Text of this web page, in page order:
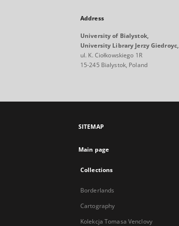
Address
University of Bialystok,
University Library Jerzy Giedroyc,
ul. K. Ciołkowskiego 1R
15-245 Bialystok, Poland
SITEMAP
Main page
Collections
Borderlands
Cartography
Kolekcja Tomasa Venclovy